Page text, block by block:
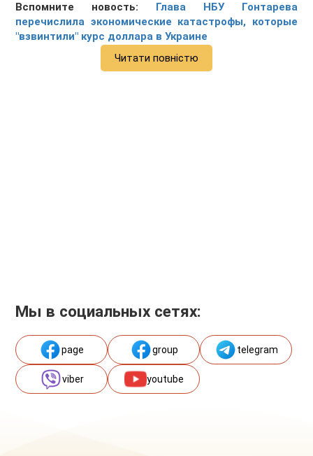
Вспомните новость: Глава НБУ Гонтарева
перечислила экономические катастрофы, которые
"взвинтили" курс доллара в Украине
Читати повністю
Мы в социальных сетях:
page group telegram
viber youtube